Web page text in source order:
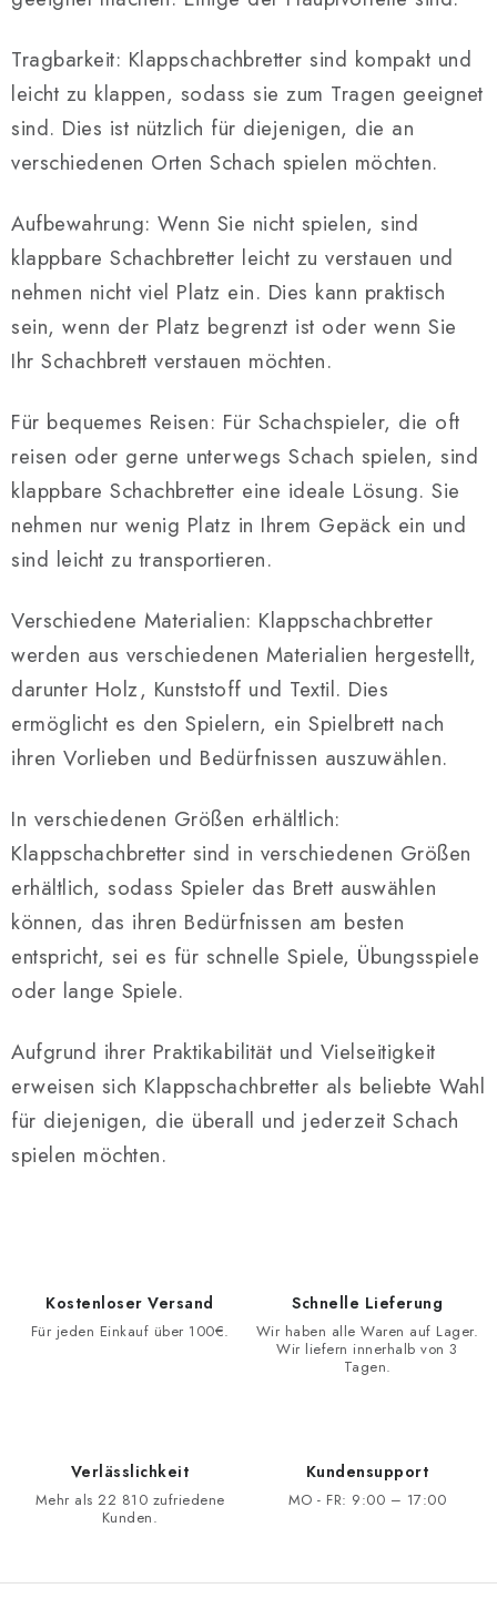
e
l
e
e
n
t
e
d
e
r
L
i
s
t
e
Tragbarkeit: Klappschachbretter sind kompakt und
leicht zu klappen, sodass sie zum Tragen geeignet
sind. Dies ist nützlich für diejenigen, die an
verschiedenen Orten Schach spielen möchten.
Aufbewahrung: Wenn Sie nicht spielen, sind
klappbare Schachbretter leicht zu verstauen und
nehmen nicht viel Platz ein. Dies kann praktisch
sein, wenn der Platz begrenzt ist oder wenn Sie
Ihr Schachbrett verstauen möchten.
Für bequemes Reisen: Für Schachspieler, die oft
reisen oder gerne unterwegs Schach spielen, sind
klappbare Schachbretter eine ideale Lösung. Sie
nehmen nur wenig Platz in Ihrem Gepäck ein und
sind leicht zu transportieren.
Verschiedene Materialien: Klappschachbretter
werden aus verschiedenen Materialien hergestellt,
darunter Holz, Kunststoff und Textil. Dies
ermöglicht es den Spielern, ein Spielbrett nach
ihren Vorlieben und Bedürfnissen auszuwählen.
In verschiedenen Größen erhältlich:
Klappschachbretter sind in verschiedenen Größen
erhältlich, sodass Spieler das Brett auswählen
können, das ihren Bedürfnissen am besten
entspricht, sei es für schnelle Spiele, Übungsspiele
oder lange Spiele.
Aufgrund ihrer Praktikabilität und Vielseitigkeit
erweisen sich Klappschachbretter als beliebte Wahl
für diejenigen, die überall und jederzeit Schach
spielen möchten.
Kostenloser Versand
Für jeden Einkauf über 100€.
Schnelle Lieferung
Wir haben alle Waren auf Lager.
Wir liefern innerhalb von 3
Tagen.
Verlässlichkeit
Mehr als 22 810 zufriedene
Kunden.
Kundensupport
MO - FR: 9:00 – 17:00